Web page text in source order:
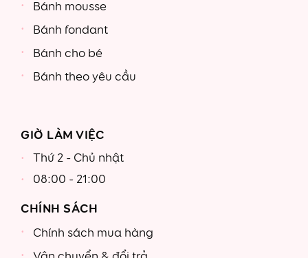
Bánh mousse
Bánh fondant
Bánh cho bé
Bánh theo yêu cầu
GIỜ LÀM VIỆC
Thứ 2 - Chủ nhật
08:00 - 21:00
CHÍNH SÁCH
Chính sách mua hàng